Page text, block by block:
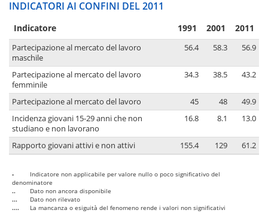
INDICATORI AI CONFINI DEL 2011
Indicatore 1991 2001 2011
Partecipazione al mercato del lavoro
maschile
56.4 58.3 56.9
Partecipazione al mercato del lavoro
femminile
34.3 38.5 43.2
Partecipazione al mercato del lavoro 45 48
49.9
Incidenza giovani 15-29 anni che non
studiano e non lavorano
16.8 8.1 13.0
Rapporto giovani attivi e non attivi 155.4 129 61.2
-
Indicatore non applicabile per valore nullo o poco significativo del
denominatore
..
Dato non ancora disponibile
...
Dato non rilevato
....
La mancanza o esiguità del fenomeno rende i valori non significativi